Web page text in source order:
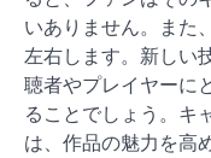
いありません。また
左右します。新しい
聴者やプレイヤーに
ることでしょう。キ
は、作品の魅力を高